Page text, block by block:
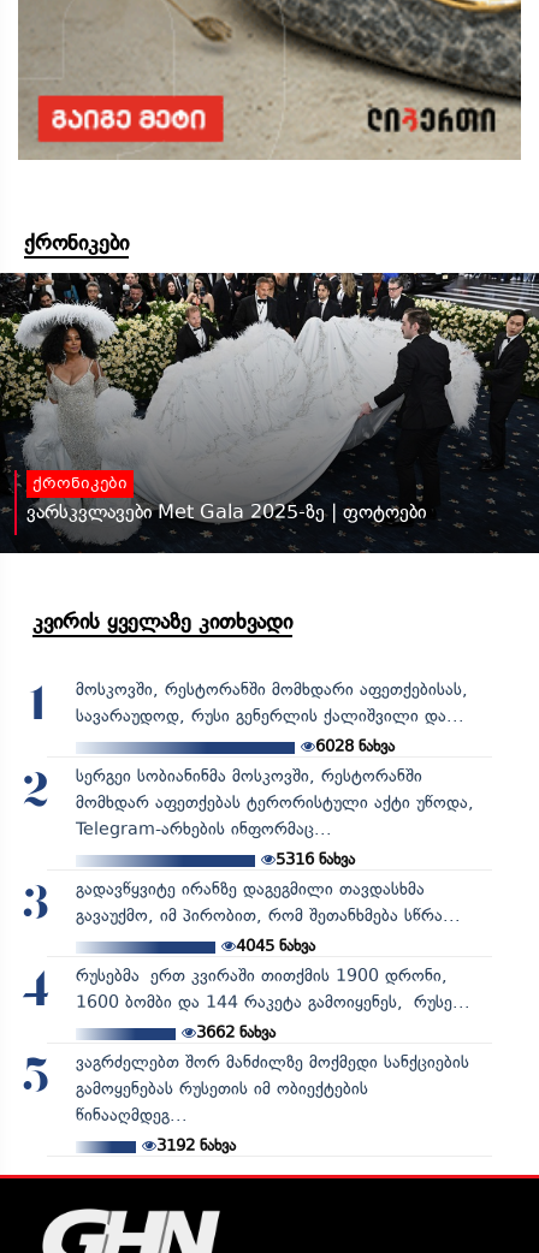
ქრონიკები
ქრონიკები
ვარსკვლავები Met Gala 2025-ზე | ფოტოები
კვირის ყველაზე კითხვადი
1
მოსკოვში, რესტორანში მომხდარი აფეთქებისას,
სავარაუდოდ, რუსი გენერლის ქალიშვილი და...
6028 ნახვა
2
სერგეი სობიანინმა მოსკოვში, რესტორანში
მომხდარ აფეთქებას ტერორისტული აქტი უწოდა,
Telegram-არხების ინფორმაც...
5316ნახვა
3
გადავწყვიტე ირანზე დაგეგმილი თავდასხმა
გავაუქმო, იმ პირობით, რომ შეთანხმება სწრა...
4045ნახვა
4
რუსებმა ერთ კვირაში თითქმის 1900 დრონი,
1600 ბომბი და 144 რაკეტა გამოიყენეს, რუსე...
3662ნახვა
5
ვაგრძელებთ შორ მანძილზე მოქმედი სანქციების
გამოყენებას რუსეთის იმ ობიექტების
წინააღმდეგ...
3192ნახვა